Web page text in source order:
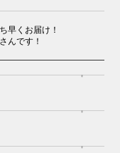
早くお届け！
んです！